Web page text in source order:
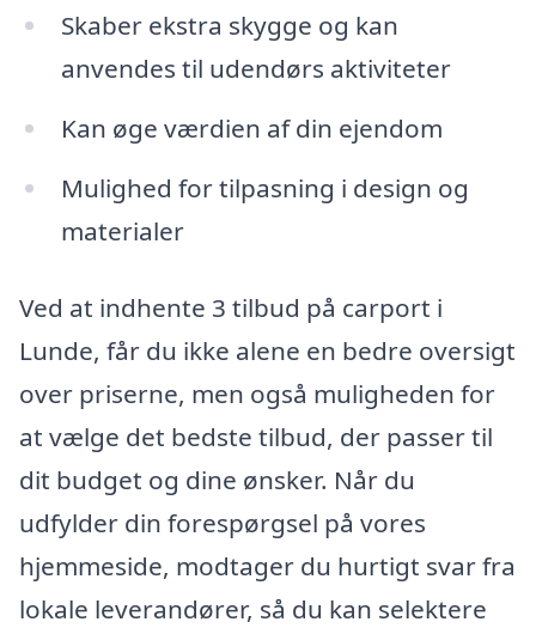
Skaber ekstra skygge og kan
anvendes til udendørs aktiviteter
Kan øge værdien af din ejendom
Mulighed for tilpasning i design og
materialer
Ved at indhente 3 tilbud på carport i
Lunde, får du ikke alene en bedre oversigt
over priserne, men også muligheden for
at vælge det bedste tilbud, der passer til
dit budget og dine ønsker. Når du
udfylder din forespørgsel på vores
hjemmeside, modtager du hurtigt svar fra
lokale leverandører, så du kan selektere